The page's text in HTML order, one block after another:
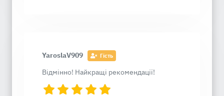
YaroslaV909 Гість
Відмінно! Найкращі рекомендації!